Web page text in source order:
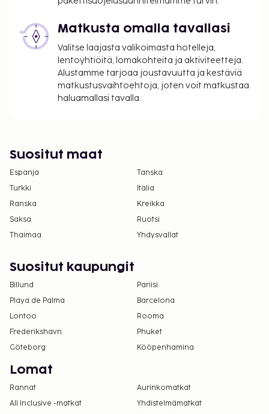
Matkusta omalla tavallasi
Valitse laajasta valikoimasta hotelleja,
lentoyhtiöitä, lomakohteita ja aktiviteetteja.
Alustamme tarjoaa joustavuutta ja kestäviä
matkustusvaihtoehtoja, joten voit matkustaa
haluamallasi tavalla.
Suositut maat
Espanja
Tanska
Turkki
Italia
Ranska
Kreikka
Saksa
Ruotsi
Thaimaa
Yhdysvallat
Suositut kaupungit
Billund
Pariisi
Playa de Palma
Barcelona
Lontoo
Rooma
Frederikshavn
Phuket
Göteborg
Kööpenhamina
Lomat
Rannat
Aurinkomatkat
All Inclusive -matkat
Yhdistelmämatkat